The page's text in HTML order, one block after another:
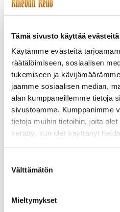
Tämä sivusto käyttää evästeitä
Käytämme evästeitä
räätälöimiseen, sosiaalisen
tukemiseen ja
jaamme sosiaalisen median,
alan kumppaneillemme tietoja
sivustoamme. Kumppanimme
tietoja muihin tietoihin, joita
kerätty, kun olet käyttänyt
valinta
Välttämätön
Mieltymykset
WALTHAM-008
1 550,00€
KÄYTTÄMÄTÖN
TASKUKELLO